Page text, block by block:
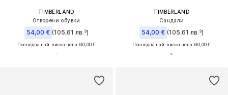
TIMBERLAND
Отворени обувки
54,00 € (105,61 лв.³)
Последна най-ниска цена:60,00 €
TIMBERLAND
Сандали
54,00 € (105,61 лв.³)
Последна най-ниска цена:60,00 €